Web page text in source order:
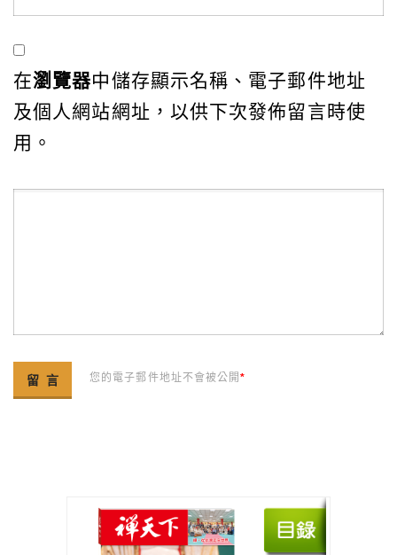
在瀏覽器中儲存顯示名稱、電子郵件地址
及個人網站網址，以供下次發佈留言時使
用。
您的電子郵件地址不會被公開*